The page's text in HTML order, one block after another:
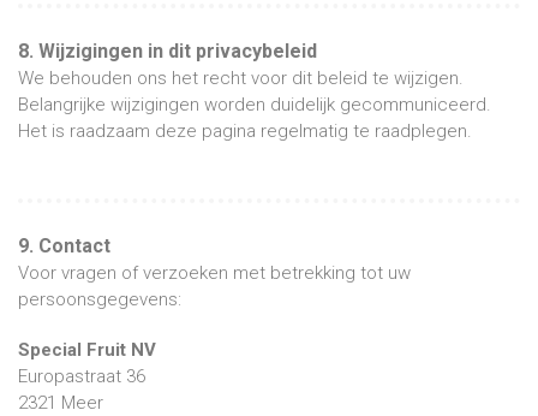
8. Wijzigingen in dit privacybeleid
We behouden ons het recht voor dit beleid te wijzigen.
Belangrijke wijzigingen worden duidelijk gecommuniceerd.
Het is raadzaam deze pagina regelmatig te raadplegen.
9. Contact
Voor vragen of verzoeken met betrekking tot uw
persoonsgegevens:
Special Fruit NV
Europastraat 36
2321 Meer